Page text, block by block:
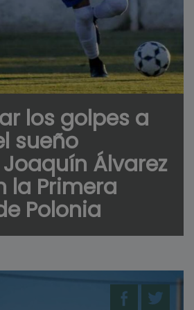
los golpes a
sueño
Álvarez
la Primera
Polonia